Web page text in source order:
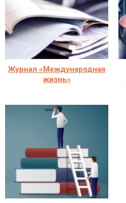
Журнал «Международная
жизнь»